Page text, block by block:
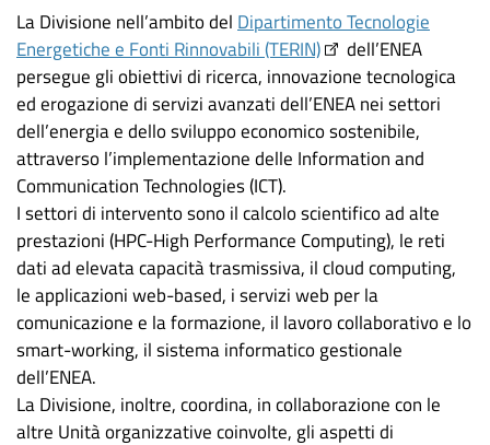
La Divisione nell’ambito del Dipartimento Tecnologie
Energetiche e Fonti Rinnovabili (TERIN)
dell’ENEA
persegue gli obiettivi di ricerca, innovazione tecnologica
ed erogazione di servizi avanzati dell’ENEA nei settori
dell’energia e dello sviluppo economico sostenibile,
attraverso l’implementazione delle Information and
Communication Technologies (ICT).
I settori di intervento sono il calcolo scientifico ad alte
prestazioni (HPC-High Performance Computing), le reti
dati ad elevata capacità trasmissiva, il cloud computing,
le applicazioni web-based, i servizi web per la
comunicazione e la formazione, il lavoro collaborativo e lo
smart-working, il sistema informatico gestionale
dell’ENEA.
La Divisione, inoltre, coordina, in collaborazione con le
altre Unità organizzative coinvolte, gli aspetti di